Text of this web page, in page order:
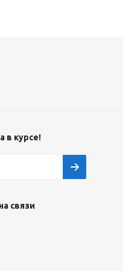
в курсе!
связи